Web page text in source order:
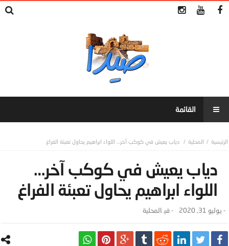
المحلية دياب يعيش في كوكب آخر… اللواء ابراهيم يحاول تعبئة الفراغ
دياب يعيش في كوكب آخر…
اللواء ابراهيم يحاول تعبئة الفراغ
- يوليو 31, 2020 - ‎في المحلية